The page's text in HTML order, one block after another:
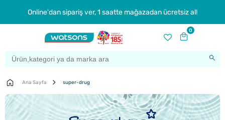
Online'dan sipariş ver, 1 saatte mağazadan ücretsiz al!
0
Ana Sayfa super-drug